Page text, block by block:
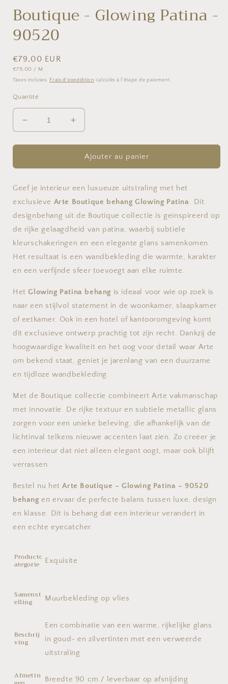
Boutique - Glowing Patina -
90520
Prix
habituel
€79,00 EUR
PRIX
€79,00 / PAR
M
Taxes incluses. Frais d'expédition calculés à l'étape de paiement.
Quantité
Réduire
la
quantité
Boutique
Glowing
Patina
90520
Augmenter
la
quantité
Boutique
Glowing
Patina
90520
Ajouter au panier
Geef je interieur een luxueuze uitstraling met het
exclusieve Arte Boutique behang Glowing Patina. Dit
designbehang uit de Boutique collectie is geïnspireerd op
de rijke gelaagdheid van patina, waarbij subtiele
kleurschakeringen en een elegante glans samenkomen.
Het resultaat is een wandbekleding die warmte, karakter
en een verfijnde sfeer toevoegt aan elke ruimte.
HetGlowing Patina behang is ideaal voor wie op zoek is
naar een stijlvol statement in de woonkamer, slaapkamer
of eetkamer. Ook in een hotel of kantooromgeving komt
dit exclusieve ontwerp prachtig tot zijn recht. Dankzij de
hoogwaardige kwaliteit en het oog voor detail waar Arte
om bekend staat, geniet je jarenlang van een duurzame
en tijdloze wandbekleding.
Met de Boutique collectie combineert Arte vakmanschap
met innovatie. De rijke textuur en subtiele metallic glans
zorgen voor een unieke beleving, die afhankelijk van de
lichtinval telkens nieuwe accenten laat zien. Zo creëer je
een interieur dat niet alleen elegant oogt, maar ook blijft
verrassen.
Bestel nu hetArte Boutique – Glowing Patina – 90520
behang en ervaar de perfecte balans tussen luxe, design
en klasse. Dit is behang dat een interieur verandert in
een echte eyecatcher.
Productc
ategorie Exquisite
Samenst
elling Muurbekleding op vlies
Beschrij
ving
Een combinatie van een warme, rijkelijke glans
in goud- en zilvertinten met een verweerde
uitstraling
Afmetin Breedte 90 cm / leverbaar op afsnijding